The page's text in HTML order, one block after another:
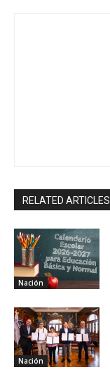
RELATED ARTICLES
Nación
Nación